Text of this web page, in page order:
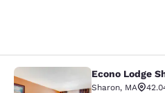
Econo LodgeEcono Lodge
Sharon, MA